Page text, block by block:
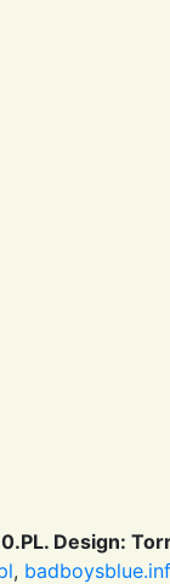
Design:
,